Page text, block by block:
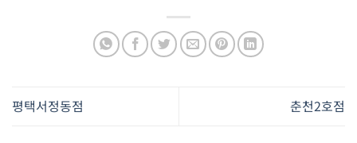
평택서정동점 춘천2호점